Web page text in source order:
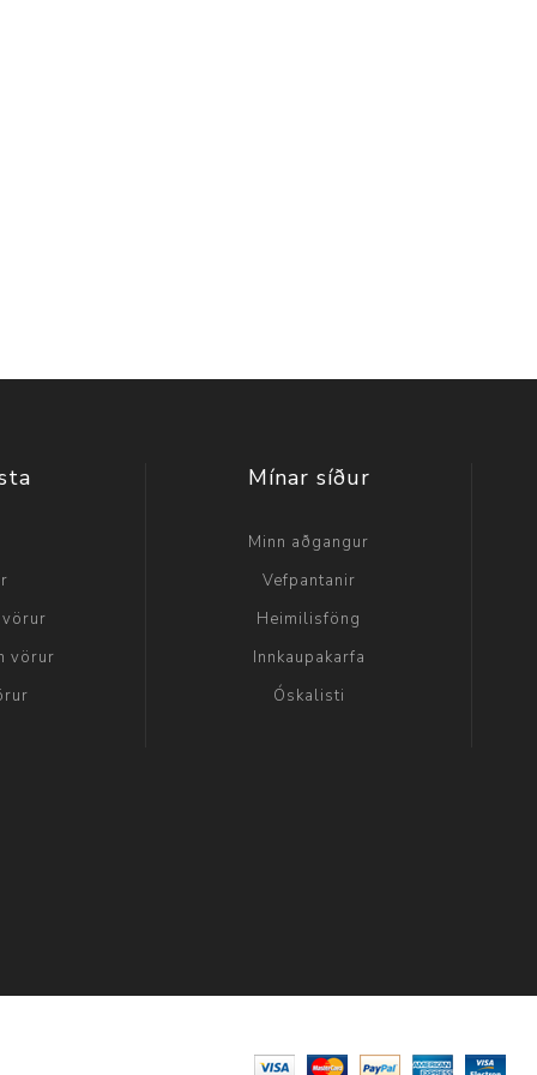
vörur
Mínar síður
Minn aðgangur
Vefpantanir
Heimilisföng
Innkaupakarfa
Óskalisti